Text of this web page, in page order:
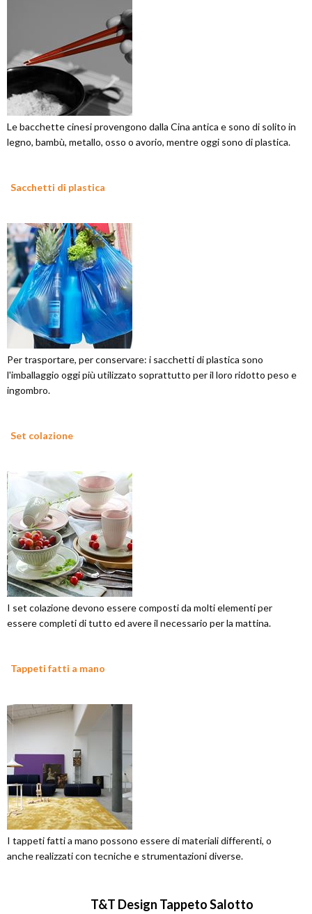
Le bacchette cinesi provengono dalla Cina antica e sono di solito in
legno, bambù, metallo, osso o avorio, mentre oggi sono di plastica.
Sacchetti di plastica
Per trasportare, per conservare: i sacchetti di plastica sono
l'imballaggio oggi più utilizzato soprattutto per il loro ridotto peso e
ingombro.
Set colazione
I set colazione devono essere composti da molti elementi per
essere completi di tutto ed avere il necessario per la mattina.
Tappeti fatti a mano
I tappeti fatti a mano possono essere di materiali differenti, o
anche realizzati con tecniche e strumentazioni diverse.
T&T Design Tappeto Salotto